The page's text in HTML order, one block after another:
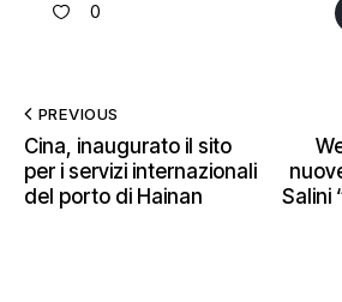
0
PREVIOUS
Cina, inaugurato il sito
per i servizi internazionali
del porto di Hainan
Salini